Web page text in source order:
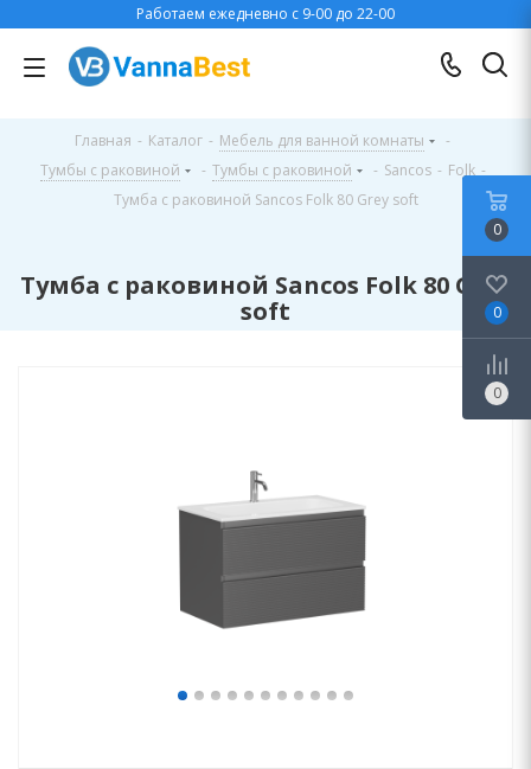
Работаем ежедневно с 9-00 до 22-00
Главная - Каталог - Мебель для ванной комнаты
-
Тумбы с раковиной
- Тумбы с раковиной - Sancos - Folk -
Тумба с раковиной Sancos Folk 80 Grey soft
Тумба с раковиной Sancos Folk 80 Grey
soft
0
0
0